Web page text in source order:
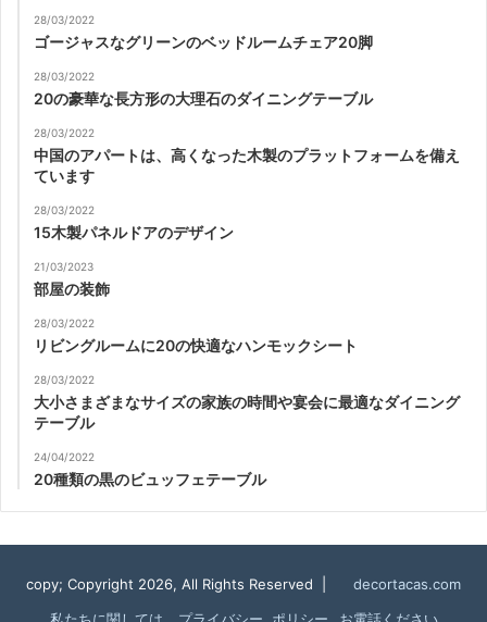
28/03/2022
ゴージャスなグリーンのベッドルームチェア20脚
28/03/2022
20の豪華な長方形の大理石のダイニングテーブル
28/03/2022
中国のアパートは、高くなった木製のプラットフォームを備え
ています
28/03/2022
15木製パネルドアのデザイン
21/03/2023
部屋の装飾
28/03/2022
リビングルームに20の快適なハンモックシート
28/03/2022
大小さまざまなサイズの家族の時間や宴会に最適なダイニング
テーブル
24/04/2022
20種類の黒のビュッフェテーブル
copy; Copyright 2026, All Rights Reserved |
decortacas.com